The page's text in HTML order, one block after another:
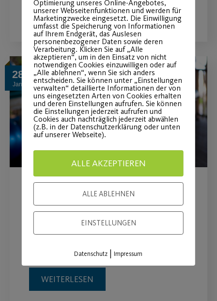
WEITERLESEN
28
Jan.
Qi Gong und Indoor Cycling
jetzt LIVE!
Gesundheit auch von Zuhause aus
WEITERLESEN
Optimierung unseres Online-Angebotes,
unserer Webseitenfunktionen und werden für
Marketingzwecke eingesetzt. Die Einwilligung
umfasst die Speicherung von Informationen
auf Ihrem Endgerät, das Auslesen
personenbezogener Daten sowie deren
Verarbeitung. Klicken Sie auf „Alle
akzeptieren“, um in den Einsatz von nicht
notwendigen Cookies einzuwilligen oder auf
„Alle ablehnen“, wenn Sie sich anders
entscheiden. Sie können unter „Einstellungen
verwalten“ detaillierte Informationen der von
uns eingesetzten Arten von Cookies erhalten
und deren Einstellungen aufrufen. Sie können
die Einstellungen jederzeit aufrufen und
Cookies auch nachträglich jederzeit abwählen
(z.B. in der Datenschutzerklärung oder unten
auf unserer Webseite).
ALLE AKZEPTIEREN
ALLE ABLEHNEN
EINSTELLUNGEN
Datenschutz |Impressum